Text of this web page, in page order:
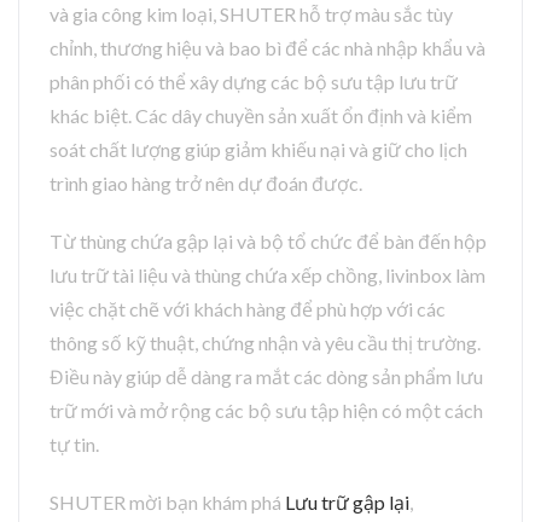
và gia công kim loại, SHUTER hỗ trợ màu sắc tùy
chỉnh, thương hiệu và bao bì để các nhà nhập khẩu và
phân phối có thể xây dựng các bộ sưu tập lưu trữ
khác biệt. Các dây chuyền sản xuất ổn định và kiểm
soát chất lượng giúp giảm khiếu nại và giữ cho lịch
trình giao hàng trở nên dự đoán được.
Từ thùng chứa gập lại và bộ tổ chức để bàn đến hộp
lưu trữ tài liệu và thùng chứa xếp chồng, livinbox làm
việc chặt chẽ với khách hàng để phù hợp với các
thông số kỹ thuật, chứng nhận và yêu cầu thị trường.
Điều này giúp dễ dàng ra mắt các dòng sản phẩm lưu
trữ mới và mở rộng các bộ sưu tập hiện có một cách
tự tin.
SHUTER mời bạn khám phá Lưu trữ gập lại,